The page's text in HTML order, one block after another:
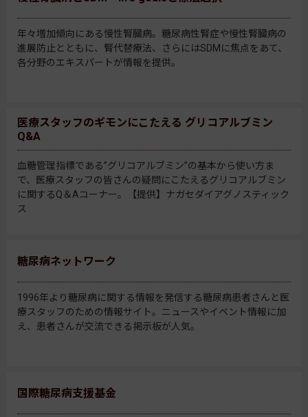
年々増加傾向にある慢性腎臓病。糖尿病性腎症や慢性腎臓病の
進展防止とともに、腎代替療法、さらにはSDMに焦点をあて、
各分野のエキスパートが情報を提供。
医療スタッフのギモンにこたえる グリコアルブミン
Q&A
血糖管理指標である”グリコアルブミン”の基本から使い方ま
で、医療スタッフの皆さんの疑問にこたえるグリコアルブミン
に関するQ＆Aコーナー。【提供】ナガセダイアグノスティック
ス
糖尿病ネットワーク
1996年より糖尿病に関する情報を発信する糖尿病患者さんと医
療スタッフのための情報サイト。ニュースやイベント情報に加
え、患者さんが交流できる掲示板が人気。
国際糖尿病支援基金